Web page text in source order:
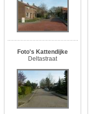
Foto's Kattendijke
Deltastraat